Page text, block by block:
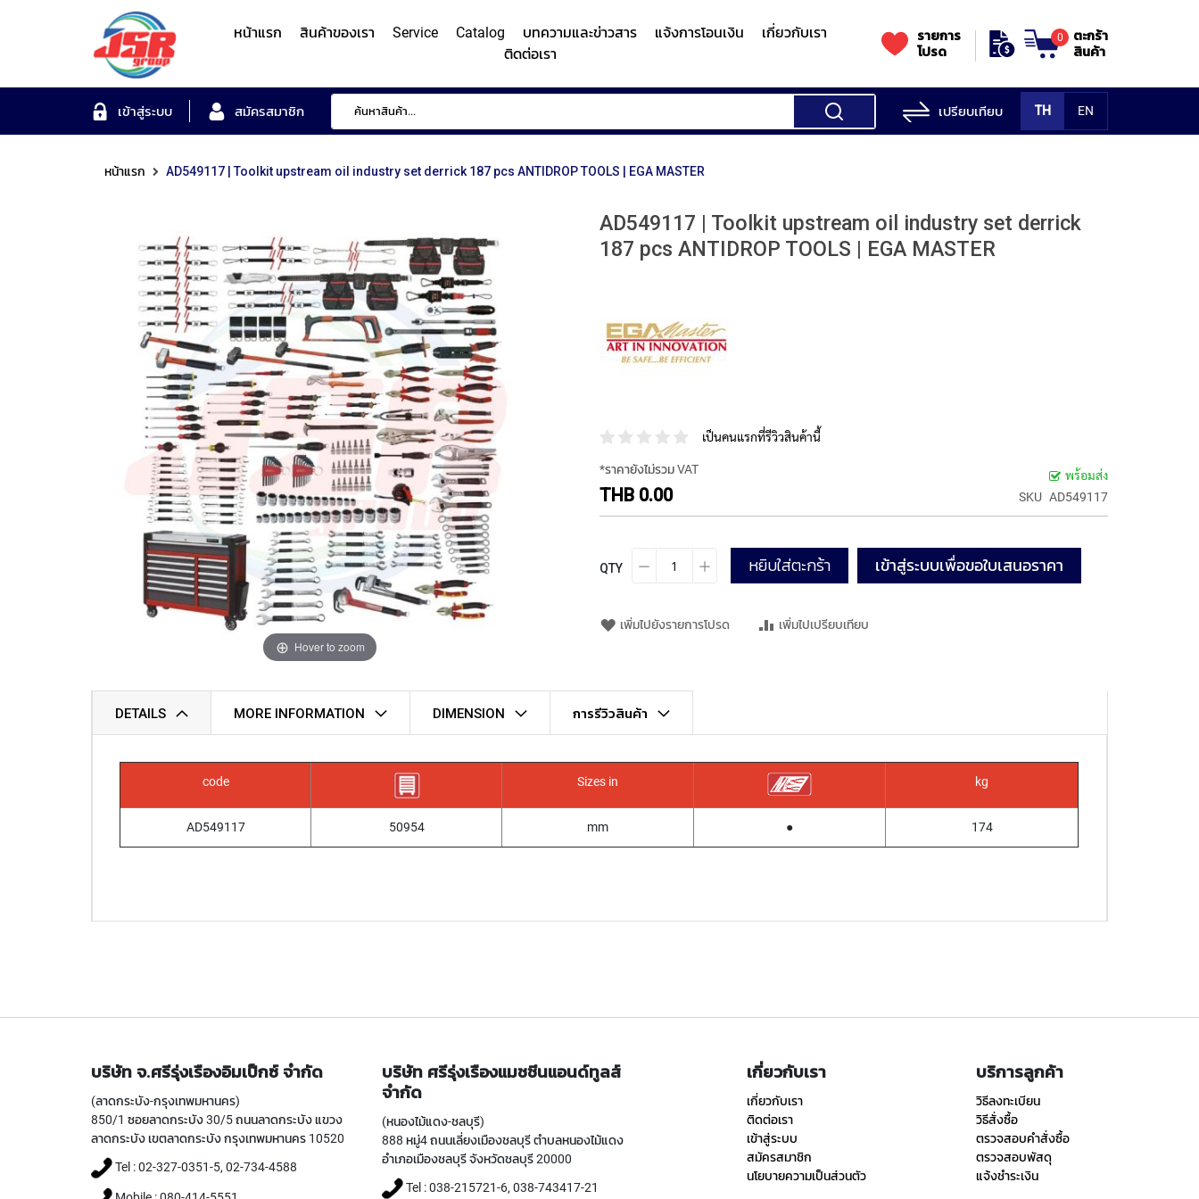
MITUTOYO OTSUKA
Form Measuring Systems
System
MITUTOYO
and
(Surface
Texture
Measuring
Instrument)
MITUTOYO
Measuring
Instrument
Roughness
Instrument
Measuring
Instrument
Hardness Testing
Hardness
Testing
Hardness
Testing
MITUTOYO
หน้าแรก สินค้าของเรา Service Catalog บทความและข่าวสาร แจ้งการโอนเงิน
เกี่ยวกับเรา
ติดต่อเรา
รายการ
โปรด
ตะกร้า
สินค้า
0
เข้าสู่ระบบ สมัครสมาชิก เปรียบเทียบ TH EN
หน้าแรก AD549117 | Toolkit upstream oil industry set derrick 187 pcs ANTIDROP TOOLS | EGA MASTER
AD549117 | Toolkit upstream oil industry set derrick
187 pcs ANTIDROP TOOLS | EGA MASTER
เป็นคนแรกที่รีวิวสินค้านี้
THB 0.00
*ราคายังไม่รวม VAT
พร้อมส่ง
SKU AD549117
QTY หยิบใส่ตะกร้า เข้าสู่ระบบเพื่อขอใบเสนอราคา
เพิ่มไปยังรายการโปรด เพิ่มไปเปรียบเทียบ
Hover to zoom
DETAILS
code Sizes in kg
AD549117 50954 mm ● 174
MORE INFORMATION DIMENSION การรีวิวสินค้า
บริษัท จ.ศรีรุ่งเรืองอิมเป็กซ์ จำกัด
(ลาดกระบัง-กรุงเทพมหานคร)
850/1 ซอยลาดกระบัง 30/5 ถนนลาดกระบัง แขวง
ลาดกระบัง เขตลาดกระบัง กรุงเทพมหานคร 10520
Tel : 02-327-0351-5, 02-734-4588
บริษัท ศรีรุ่งเรืองแมชชีนแอนด์ทูลส์
จำกัด
(หนองไม้แดง-ชลบุรี)
888 หมู่4 ถนนเลี่ยงเมืองชลบุรี ตำบลหนองไม้แดง
อำเภอเมืองชลบุรี จังหวัดชลบุรี 20000
Tel : 038-215721-6, 038-743417-21
เกี่ยวกับเรา
เกี่ยวกับเรา
ติดต่อเรา
เข้าสู่ระบบ
สมัครสมาชิก
นโยบายความเป็นส่วนตัว
บริการลูกค้า
วิธีลงทะเบียน
วิธีสั่งซื้อ
ตรวจสอบคำสั่งซื้อ
ตรวจสอบพัสดุ
แจ้งชำระเงิน